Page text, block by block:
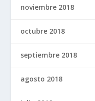
noviembre 2018
octubre 2018
septiembre 2018
agosto 2018